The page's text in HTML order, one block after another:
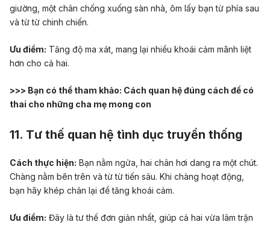
giường, một chân chống xuống sàn nhà, ôm lấy bạn từ phía sau
và từ từ chinh chiến.
Ưu điểm: Tăng độ ma xát, mang lại nhiều khoái cảm mãnh liệt
hơn cho cả hai.
>>> Bạn có thể tham khảo: Cách quan hệ đúng cách để có
thai cho những cha mẹ mong con
11. Tư thế quan hệ tình dục truyền thống
Cách thực hiện: Bạn nằm ngửa, hai chân hơi dang ra một chút.
Chàng nằm bên trên và từ từ tiến sâu. Khi chàng hoạt động,
bạn hãy khép chân lại để tăng khoái cảm.
Ưu điểm: Đây là tư thế đơn giản nhất, giúp cả hai vừa lâm trận